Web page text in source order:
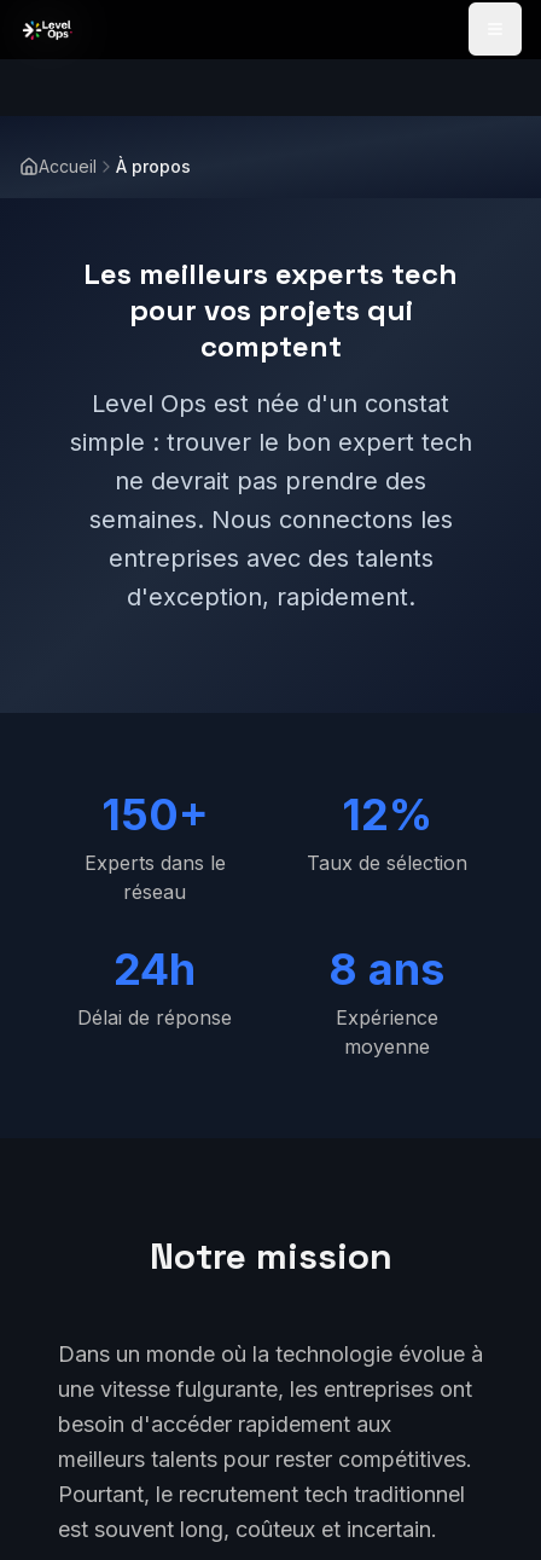
Accueil À propos
Les meilleurs experts tech
pour vos projets qui
comptent
Level Ops est née d'un constat
simple : trouver le bon expert tech
ne devrait pas prendre des
semaines. Nous connectons les
entreprises avec des talents
d'exception, rapidement.
150+
Experts dans le
réseau
12%
Taux de sélection
24h
Délai de réponse
8 ans
Expérience
moyenne
Notre mission
Dans un monde où la technologie évolue à
une vitesse fulgurante, les entreprises ont
besoin d'accéder rapidement aux
meilleurs talents pour rester compétitives.
Pourtant, le recrutement tech traditionnel
est souvent long, coûteux et incertain.